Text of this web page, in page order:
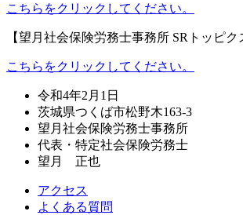
こちらをクリックしてください。
【望月社会保険労務士事務所 SRトッピク
こちらをクリックしてください。
令和4年2月1日
茨城県つくば市松野木163-3
望月社会保険労務士事務所
代表・特定社会保険労務士
望月 正也
アクセス
よくある質問